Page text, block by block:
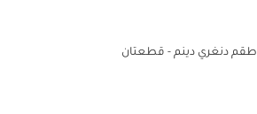
طقم دنغري دينم - قطعتان